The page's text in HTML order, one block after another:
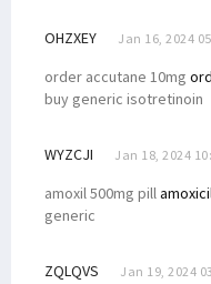
OHZXEY Jan 16, 2024
order accutane 10mg
buy generic isotretinoin
WYZCJI Jan 18, 2024
amoxil 500mg pill
generic
ZQLQVS Jan 19, 2024